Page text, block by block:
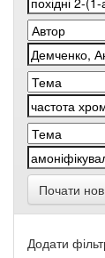
Почати
Додати